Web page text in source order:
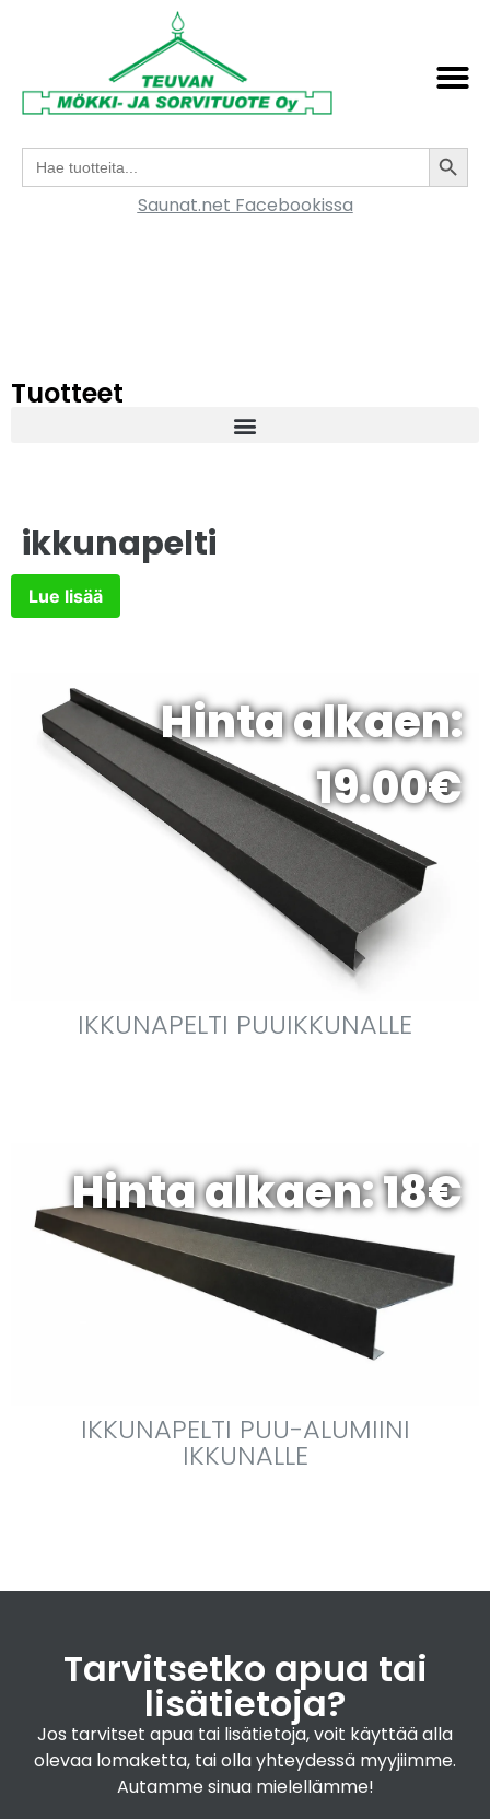
Search
for:
Saunat.net Facebookissa
Tuotteet
ikkunapelti
Lue lisää
Hinta alkaen:
19.00€
IKKUNAPELTI PUUIKKUNALLE
Hinta alkaen: 18€
IKKUNAPELTI PUU-ALUMIINI
IKKUNALLE
Tarvitsetko apua tai
lisätietoja?
Jos tarvitset apua tai lisätietoja, voit käyttää alla
olevaa lomaketta, tai olla yhteydessä myyjiimme.
Autamme sinua mielellämme!